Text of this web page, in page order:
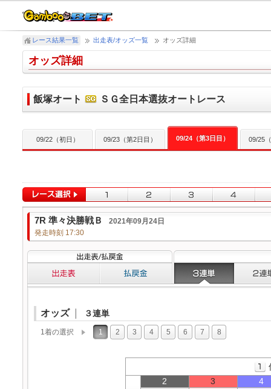
レース結果一覧 出走表/オッズ一覧 オッズ詳細
オッズ詳細
飯塚オート ＳＧ全日本選抜オートレース
09/22（初日） 09/23（第2日目） 09/24（第3日目） 09/25
7R 準々決勝戦Ｂ
2021年09月24日
発走時刻 17:30
オッズ ３連単
1着の選択 1 2 3 4 5 6 7 8
2
3 4